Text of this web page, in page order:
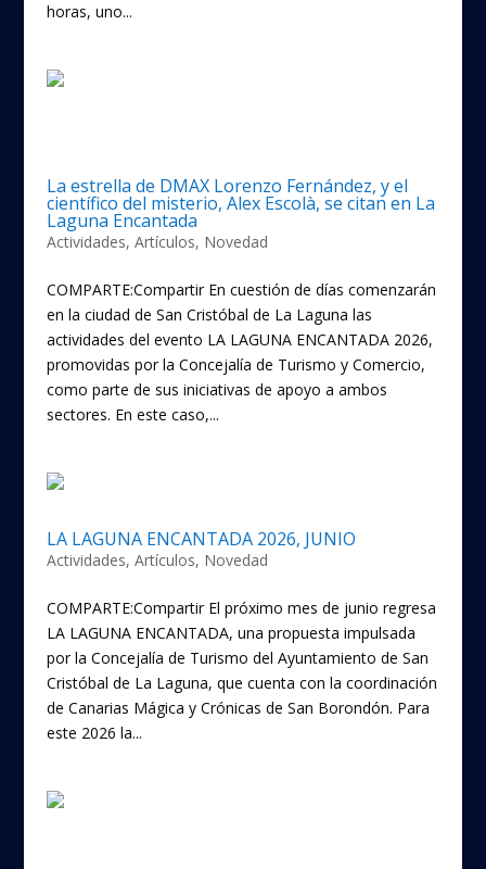
horas, uno...
La estrella de DMAX Lorenzo Fernández, y el
científico del misterio, Alex Escolà, se citan en La
Laguna Encantada
Actividades, Artículos, Novedad
COMPARTE:Compartir En cuestión de días comenzarán
en la ciudad de San Cristóbal de La Laguna las
actividades del evento LA LAGUNA ENCANTADA 2026,
promovidas por la Concejalía de Turismo y Comercio,
como parte de sus iniciativas de apoyo a ambos
sectores. En este caso,...
LA LAGUNA ENCANTADA 2026, JUNIO
Actividades, Artículos, Novedad
COMPARTE:Compartir El próximo mes de junio regresa
LA LAGUNA ENCANTADA, una propuesta impulsada
por la Concejalía de Turismo del Ayuntamiento de San
Cristóbal de La Laguna, que cuenta con la coordinación
de Canarias Mágica y Crónicas de San Borondón. Para
este 2026 la...